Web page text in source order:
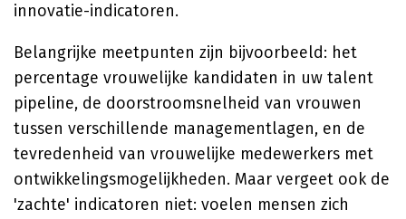
innovatie-indicatoren.
Belangrijke meetpunten zijn bijvoorbeeld: het
percentage vrouwelijke kandidaten in uw talent
pipeline, de doorstroomsnelheid van vrouwen
tussen verschillende managementlagen, en de
tevredenheid van vrouwelijke medewerkers met
ontwikkelingsmogelijkheden. Maar vergeet ook de
'zachte' indicatoren niet: voelen mensen zich